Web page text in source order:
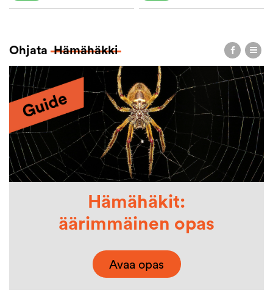
Ohjata Hämähäkki
Hämähäkit:
äärimmäinen opas
Avaa opas